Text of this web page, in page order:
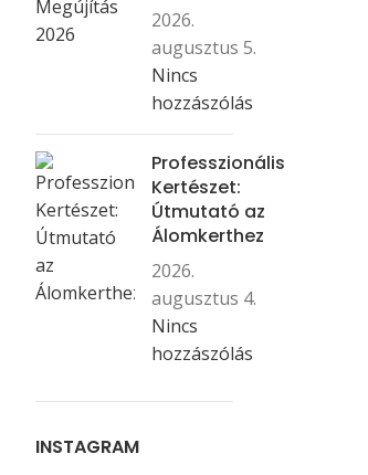
2026.
augusztus 5.
Nincs
hozzászólás
Professzionális
Kertészet:
Útmutató az
Álomkerthez
2026.
augusztus 4.
Nincs
hozzászólás
INSTAGRAM